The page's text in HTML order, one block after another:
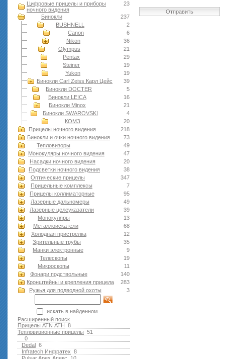
23
Цифровые прицелы и приборы
ночного видения
237
Бинокли
2
BUSHNELL
6
Canon
36
Nikon
21
Olympus
29
Pentax
19
Steiner
19
Yukon
39
Бинокли Carl Zeiss Карл Цейс
5
Бинокли DOCTER
16
Бинокли LEICA
21
Бинокли Minox
4
Бинокли SWAROVSKI
20
КОМЗ
218
Прицелы ночного видения
73
Бинокли и очки ночного видения
49
Тепловизоры
47
Монокуляры ночного видения
20
Насадки ночного видения
38
Подсветки ночного видения
347
Оптические прицелы
7
Прицельные комплексы
95
Прицелы коллиматорные
49
Лазерные дальномеры
39
Лазерные целеуказатели
13
Монокуляры
68
Металлоискатели
12
Холодная пристрелка
35
Зрительные трубы
9
Манки электронные
19
Телескопы
11
Микроскопы
140
Фонари подствольные
283
Кронштейны и крепления прицела
3
Ружья для подводной оxоты
искать в найденном
Расширенный поиск
8
Прицелы ATN АТН
51
Тепловизионные прицелы
0
6
Dedal
8
Infratech Инфратех
Отправить